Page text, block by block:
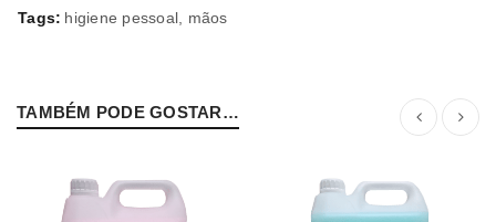
Tags: higiene pessoal, mãos
TAMBÉM PODE GOSTAR…